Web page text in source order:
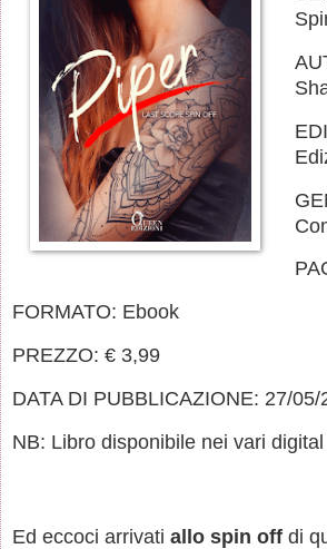
FORMATO: Ebook
PREZZO: € 3,99
DATA DI PUBBLICAZIONE: 27/05/
NB: Libro disponibile nei vari
Ed eccoci arrivati allo spin off di